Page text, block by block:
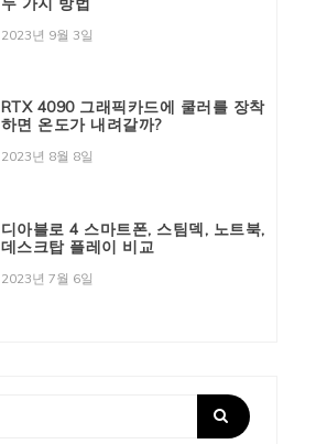
2023년 9월 3일
RTX 4090 그래픽카드에 쿨러를 장착
하면 온도가 내려갈까?
2023년 8월 8일
디아블로 4 스마트폰, 스팀덱, 노트북,
데스크탑 플레이 비교
2023년 7월 6일